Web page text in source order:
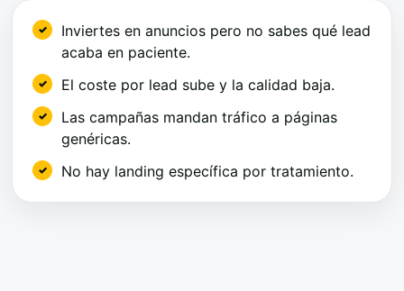
Inviertes en anuncios pero no sabes qué lead
acaba en paciente.
El coste por lead sube y la calidad baja.
Las campañas mandan tráfico a páginas
genéricas.
No hay landing específica por tratamiento.